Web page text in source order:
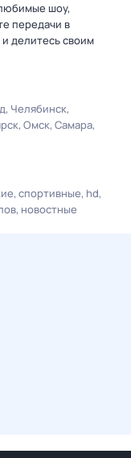
шоу,
передачи в
делитесь своим
Челябинск
Омск Самара
спортивные hd
новостные